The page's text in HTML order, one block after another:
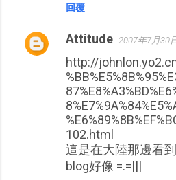
回覆
Attitude 2007年7月30
http://
102.html
這是在大陸那邊看
blog好像 =.=|||